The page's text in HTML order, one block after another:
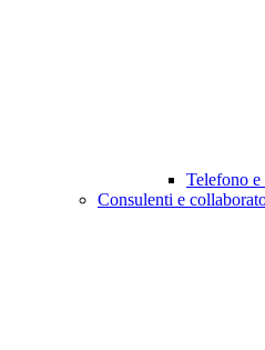
Telefono e
Consulenti e